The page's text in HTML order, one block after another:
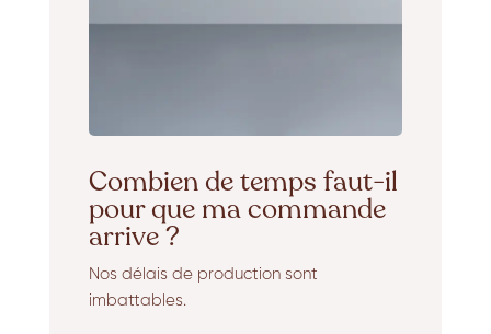
Combien de temps faut-il
pour que ma commande
arrive ?
Nos délais de production sont
imbattables.